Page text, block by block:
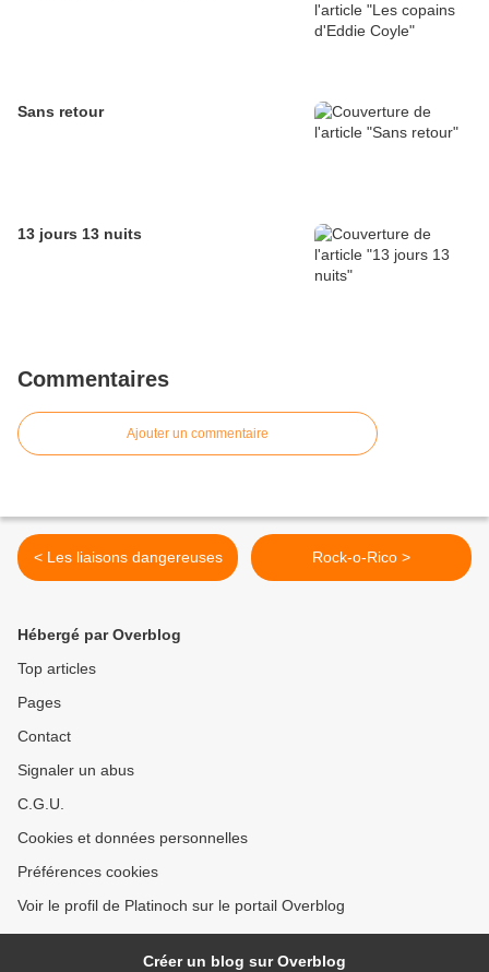
Sans retour
13 jours 13 nuits
Commentaires
Ajouter un commentaire
< Les liaisons dangereuses Rock-o-Rico >
Hébergé par Overblog
Top articles
Pages
Contact
Signaler un abus
C.G.U.
Cookies et données personnelles
Préférences cookies
Voir le profil de Platinoch sur le portail Overblog
Créer un blog sur Overblog